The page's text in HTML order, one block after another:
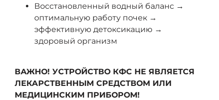
Восстановленный водный баланс →
оптимальную работу почек →
эффективную детоксикацию →
здоровый организм
ВАЖНО! УСТРОЙСТВО КФС НЕ ЯВЛЯЕТСЯ
ЛЕКАРСТВЕННЫМ СРЕДСТВОМ ИЛИ
МЕДИЦИНСКИМ ПРИБОРОМ!